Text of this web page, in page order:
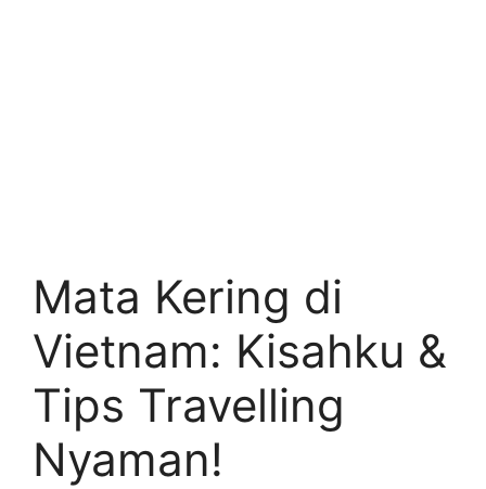
Mata Kering di
Vietnam: Kisahku &
Tips Travelling
Nyaman!